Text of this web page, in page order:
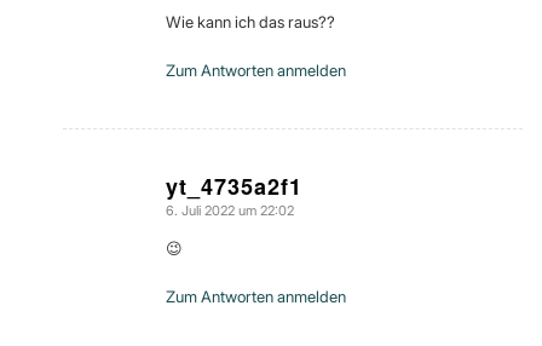
Wie kann ich das raus??
Zum Antworten anmelden
yt_4735a2f1
sagte:
6. Juli 2022 um 22:02
😉
Zum Antworten anmelden